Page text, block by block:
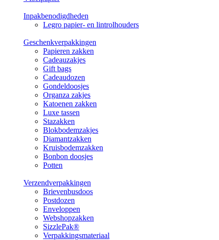
Inpakbenodigdheden
Legro papier- en lintrolhouders
Geschenkverpakkingen
Papieren zakken
Cadeauzakjes
Gift bags
Cadeaudozen
Gondeldoosjes
Organza zakjes
Katoenen zakken
Luxe tassen
Stazakken
Blokbodemzakjes
Diamantzakken
Kruisbodemzakken
Bonbon doosjes
Potten
Verzendverpakkingen
Brievenbusdoos
Postdozen
Enveloppen
Webshopzakken
SizzlePak®
Verpakkingsmateriaal